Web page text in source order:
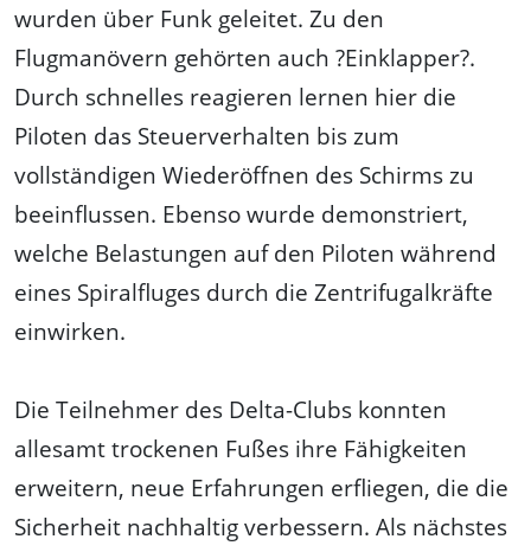
wurden über Funk geleitet. Zu den
Flugmanövern gehörten auch ?Einklapper?.
Durch schnelles reagieren lernen hier die
Piloten das Steuerverhalten bis zum
vollständigen Wiederöffnen des Schirms zu
beeinflussen. Ebenso wurde demonstriert,
welche Belastungen auf den Piloten während
eines Spiralfluges durch die Zentrifugalkräfte
einwirken.
Die Teilnehmer des Delta-Clubs konnten
allesamt trockenen Fußes ihre Fähigkeiten
erweitern, neue Erfahrungen erfliegen, die die
Sicherheit nachhaltig verbessern. Als nächstes